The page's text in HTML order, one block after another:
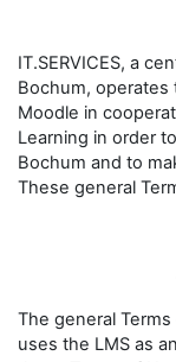
IT.SERVICES, a
Bochum, operates
Moodle in
Learning in order
Bochum and to
These general
The general
uses the LMS as